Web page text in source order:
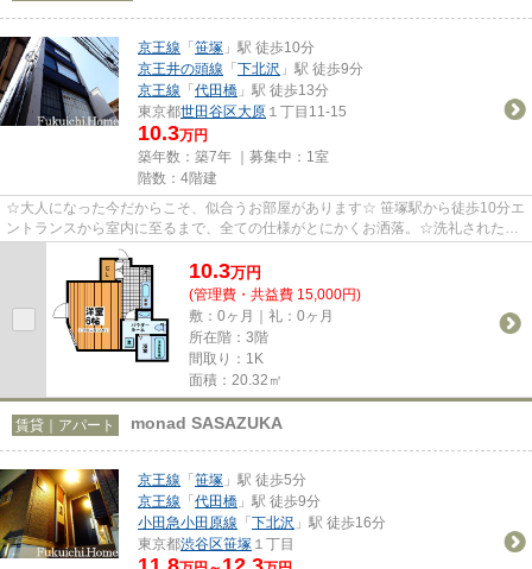
京王線 「笹塚 」駅 徒歩10分
京王井の頭線 「下北沢 」駅 徒歩9分
京王線 「代田橋 」駅 徒歩13分
東京都世田谷区大原 １丁目11-15
10.3万円
築年数：築7年 ｜募集中： 1室
階数：4階建
☆大人になった今だからこそ、似合うお部屋があります☆ 笹塚駅から徒歩10分エ
ントランスから室内に至るまで、全ての仕様がとにかくお洒落。☆洗礼されたお
部屋で上質な大人の時間をお楽...
10.3万円
(管理費・共益費 15,000円)
敷：0ヶ月｜礼：0ヶ月
所在階：3階
間取り：1K
面積：20.32㎡
賃貸｜アパート monad SASAZUKA
京王線 「笹塚 」駅 徒歩5分
京王線 「代田橋 」駅 徒歩9分
小田急小田原線 「下北沢 」駅 徒歩16分
東京都渋谷区笹塚 １丁目